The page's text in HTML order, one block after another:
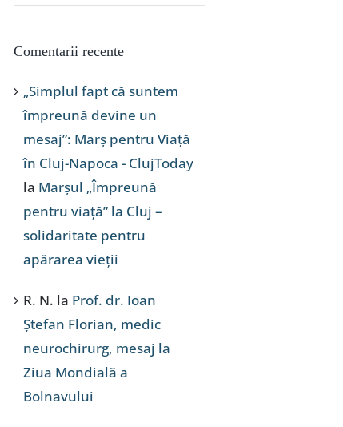
Comentarii recente
„Simplul fapt că suntem
împreună devine un
mesaj”: Marș pentru Viață
în Cluj-Napoca - ClujToday
la Marșul „Împreună
pentru viață” la Cluj –
solidaritate pentru
apărarea vieții
R. N. la Prof. dr. Ioan
Ștefan Florian, medic
neurochirurg, mesaj la
Ziua Mondială a
Bolnavului